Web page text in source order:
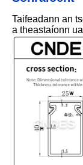
Taifeadann an
a theastaíonn